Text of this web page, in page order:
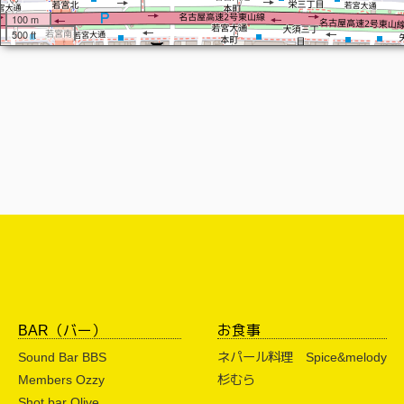
100 m
500 ft
BAR（バー）
Sound Bar BBS
Members Ozzy
お食事
ネパール料理 Spice&melody
杉むら